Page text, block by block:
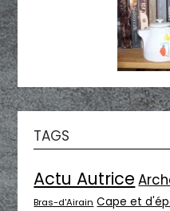
TAGS
Actu Autrice
Bras-d'Airain Cape et